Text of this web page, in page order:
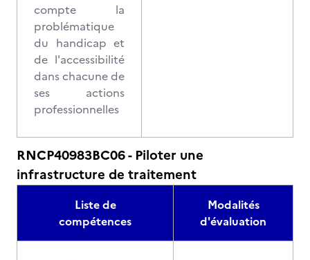
compte la
problématique
du handicap et
de l'accessibilité
dans chacune de
ses actions
professionnelles
RNCP40983BC06 - Piloter une
infrastructure de traitement
Liste de
compétences
Modalités
d'évaluation